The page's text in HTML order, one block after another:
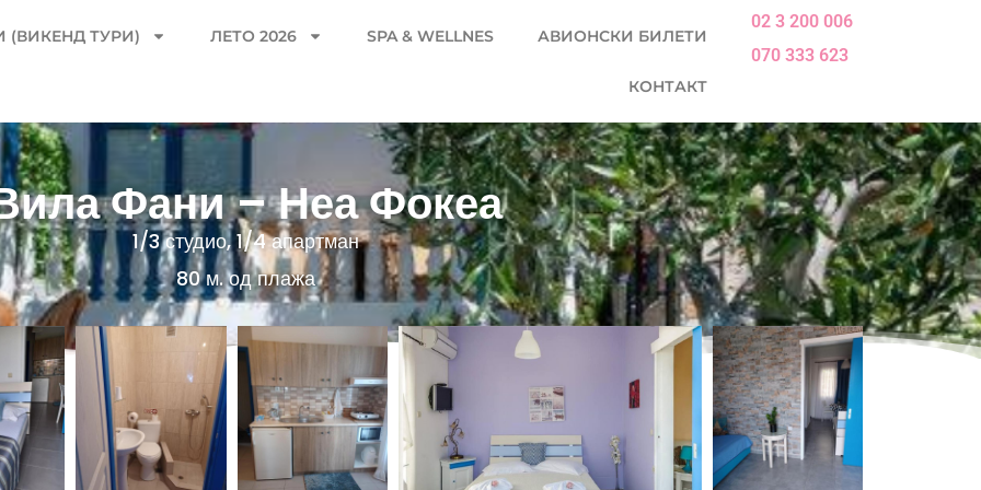
(ВИКЕНД ТУРИ) ЛЕТО 2026 SPA & WELLNES АВИОНСКИ БИЛЕТИ
КОНТАКТ
02 3 200 006
070 333 623
Фани – Неа Фокеа
1/3 студио, 1/4 апартман
80 м. од плажа